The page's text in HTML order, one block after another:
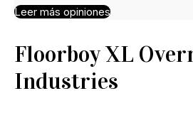
Leer más opiniones
Floorboy XL
Industries